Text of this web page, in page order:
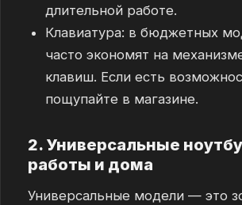
длительной работе.
Клавиатура: в бюджетных
часто экономят на
клавиш. Если есть
пощупайте в магазине.
2. Универсальные
работы и дома
Универсальные модели — это